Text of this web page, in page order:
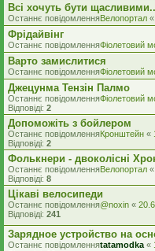
Всі хочуть бути
Останнє повідомленняВелопортал «
Фрідайвінг
Останнє повідомленняФіолетовий
Варто замислитися
Останнє повідомленняФіолетовий
Джецунма Тензін Палмо
Останнє повідомленняФіолетовий
Відповіді: 2
Допоможіть з бойлером
Останнє повідомленняКронштейн «
Відповіді: 2
Фолькнери - двоколісні
Останнє повідомленняВелопортал «
Відповіді: 8
Цікаві велосипеди
Останнє повідомлення@noxin «
Відповіді: 241
Зарядное устройство на
Останнє повідомленняtatamodka «